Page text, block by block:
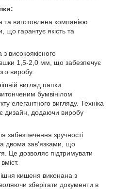
та виготовлена компанією
що гарантує якість та
високоякісного
1,5-2,0 мм, що забезпечує
виробу.
вигляд папки
бумвінілом
елегантного вигляду. Техніка
дизайн, додаючи виробу
забезпечення зручності
двома зав'язками, що
Це дозволяє підтримувати
кишеня виконана з
зберігати документи в